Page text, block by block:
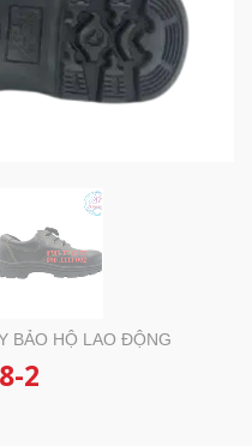
BẢO HỘ LAO ĐỘNG
2